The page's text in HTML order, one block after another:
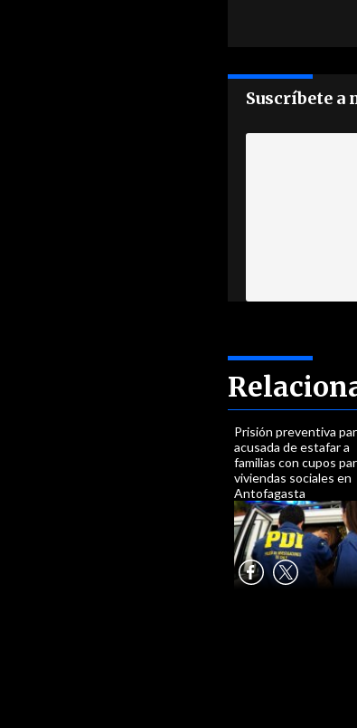
Suscríbete a
Prisión preventiva
acusada de estafar a
familias con cupos
viviendas sociales en
Antofagasta